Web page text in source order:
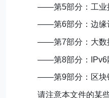
——第5部分：工业
——第6部分：边缘
——第7部分：大数
——第8部分： IPv6
——第9部分：区块
请注意本文件的某